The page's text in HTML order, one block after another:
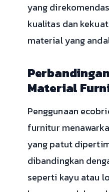
yang
kualitas dan
material yang
Material
Penggunaan
furnitur
yang patut
dibandingkan
seperti kayu atau